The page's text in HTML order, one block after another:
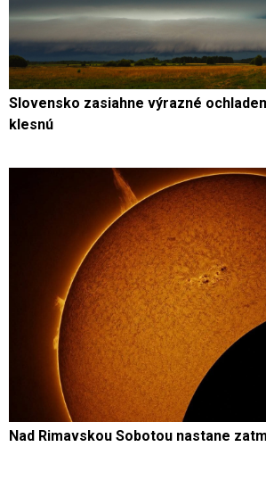
Slovensko zasiahne výrazné
klesnú
Nad Rimavskou Sobotou nastane